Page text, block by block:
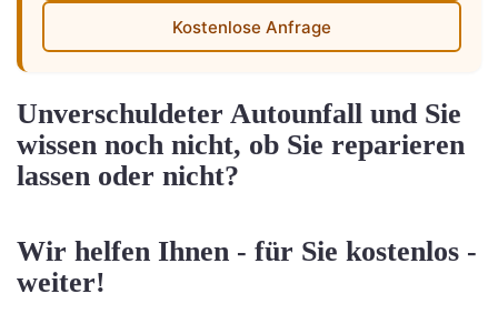
Kostenlose Anfrage
Unverschuldeter Autounfall und Sie
wissen noch nicht, ob Sie reparieren
lassen oder nicht?
Wir helfen Ihnen - für Sie kostenlos -
weiter!